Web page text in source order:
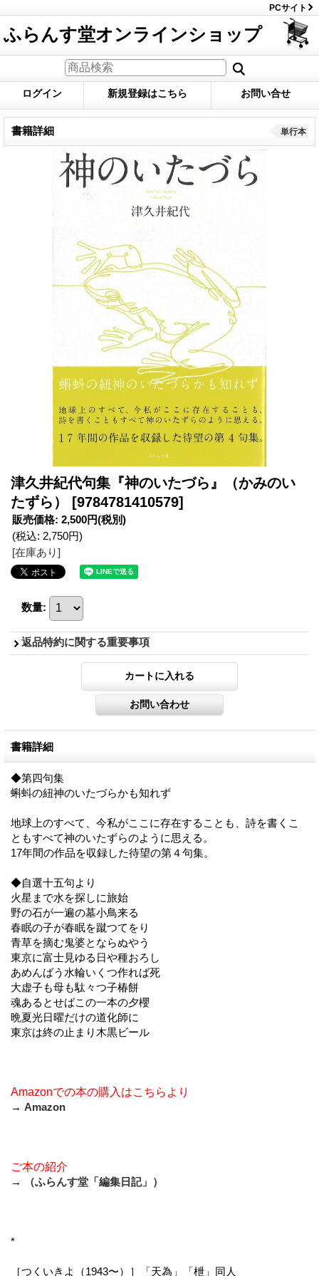
PCサイト
ふらんす堂オンラインショップ
ログイン 新規登録はこちら お問い合せ
書籍詳細 単行本
津久井紀代句集『神のいたづら』（かみのい
たずら）
[9784781410579]
販売価格: 2,500円(税別)
(税込: 2,750円)
[在庫あり]
数量:
返品特約に関する重要事項
書籍詳細
◆第四句集
蝌蚪の紐神のいたづらかも知れず
地球上のすべて、今私がここに存在することも、詩を書くこ
ともすべて神のいたずらのように思える。
17年間の作品を収録した待望の第４句集。
◆自選十五句より
火星まで水を探しに旅始
野の石が一遍の墓小鳥来る
春眠の子が春眠を蹴つてをり
青草を摘む鬼婆とならぬやう
東京に富士見ゆる日や種おろし
あめんばう水輪いくつ作れば死
大虚子も母も駄々つ子椿餅
魂あるとせばこの一本の夕櫻
晩夏光日曜だけの道化師に
東京は終の止まり木黒ビール
Amazonでの本の購入はこちらより
→ Amazon
ご本の紹介
→
（ふらんす堂「編集日記」）
*
［つくいきよ（1943〜）］「天為」「枻」同人